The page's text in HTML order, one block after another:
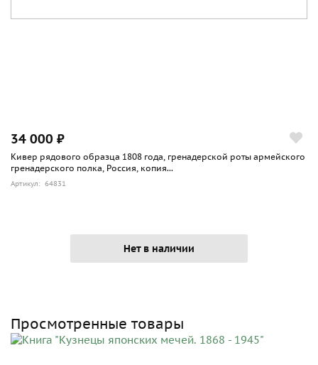
34 000 ₽
Кивер рядового образца 1808 года, гренадерской роты армейского
гренадерского полка, Россия, копия...
Артикул: 64831
Нет в наличии
Просмотренные товары